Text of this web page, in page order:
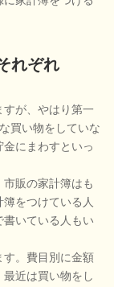
れぞれ
すが、やはり第一
買い物をしていな
にまわすといっ
販の家計簿はも
をつけている人
いている人もい
す。費目別に金額
近は買い物をし